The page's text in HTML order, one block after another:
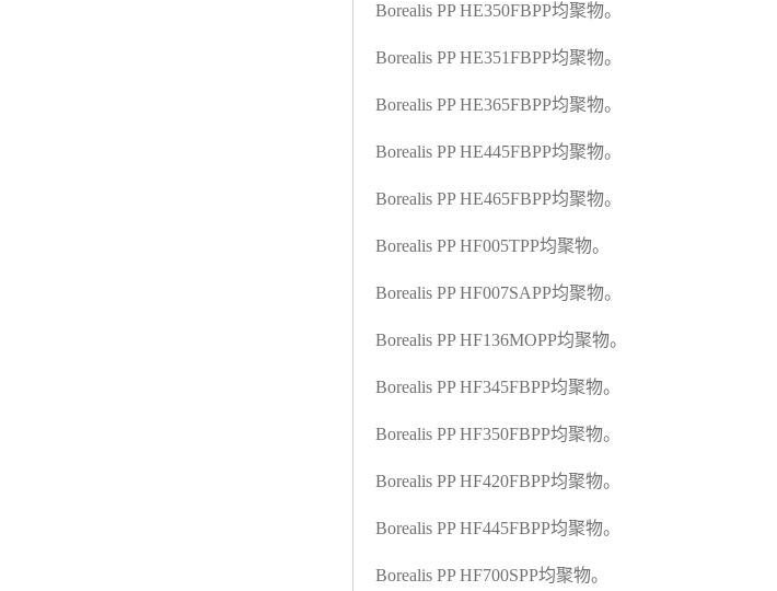
Borealis PP HE350FBPP均聚物。
Borealis PP HE351FBPP均聚物。
Borealis PP HE365FBPP均聚物。
Borealis PP HE445FBPP均聚物。
Borealis PP HE465FBPP均聚物。
Borealis PP HF005TPP均聚物。
Borealis PP HF007SAPP均聚物。
Borealis PP HF136MOPP均聚物。
Borealis PP HF345FBPP均聚物。
Borealis PP HF350FBPP均聚物。
Borealis PP HF420FBPP均聚物。
Borealis PP HF445FBPP均聚物。
Borealis PP HF700SPP均聚物。